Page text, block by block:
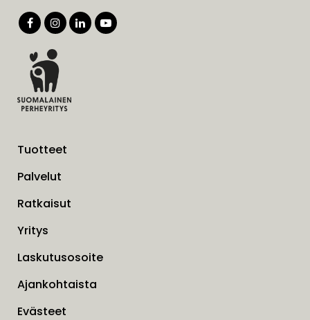
Tuotteet
Palvelut
Ratkaisut
Yritys
Laskutusosoite
Ajankohtaista
Evästeet